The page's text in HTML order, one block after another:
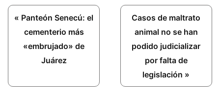
Previous
Post:
« Panteón Senecú: el
cementerio más
«embrujado» de
Juárez
Next
Post:
Casos de maltrato
animal no se han
podido judicializar
por falta de
legislación »